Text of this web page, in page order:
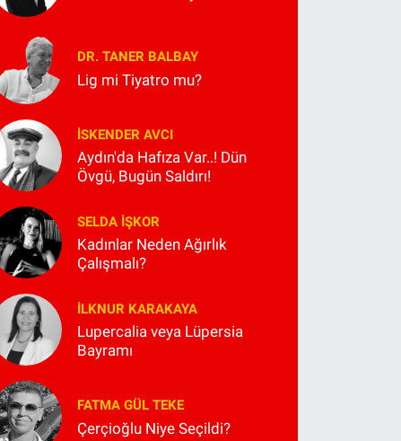
DR. TANER BALBAY
Lig mi Tiyatro mu?
İSKENDER AVCI
Aydın'da Hafıza Var..! Dün
Övgü, Bugün Saldırı!
SELDA İŞKOR
Kadınlar Neden Ağırlık
Çalışmalı?
İLKNUR KARAKAYA
Lupercalia veya Lüpersia
Bayramı
FATMA GÜL TEKE
Çerçioğlu Niye Seçildi?